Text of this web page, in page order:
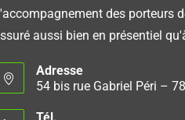
des porteurs
aussi bien en présentiel
Adresse
54 bis rue Gabriel Péri –